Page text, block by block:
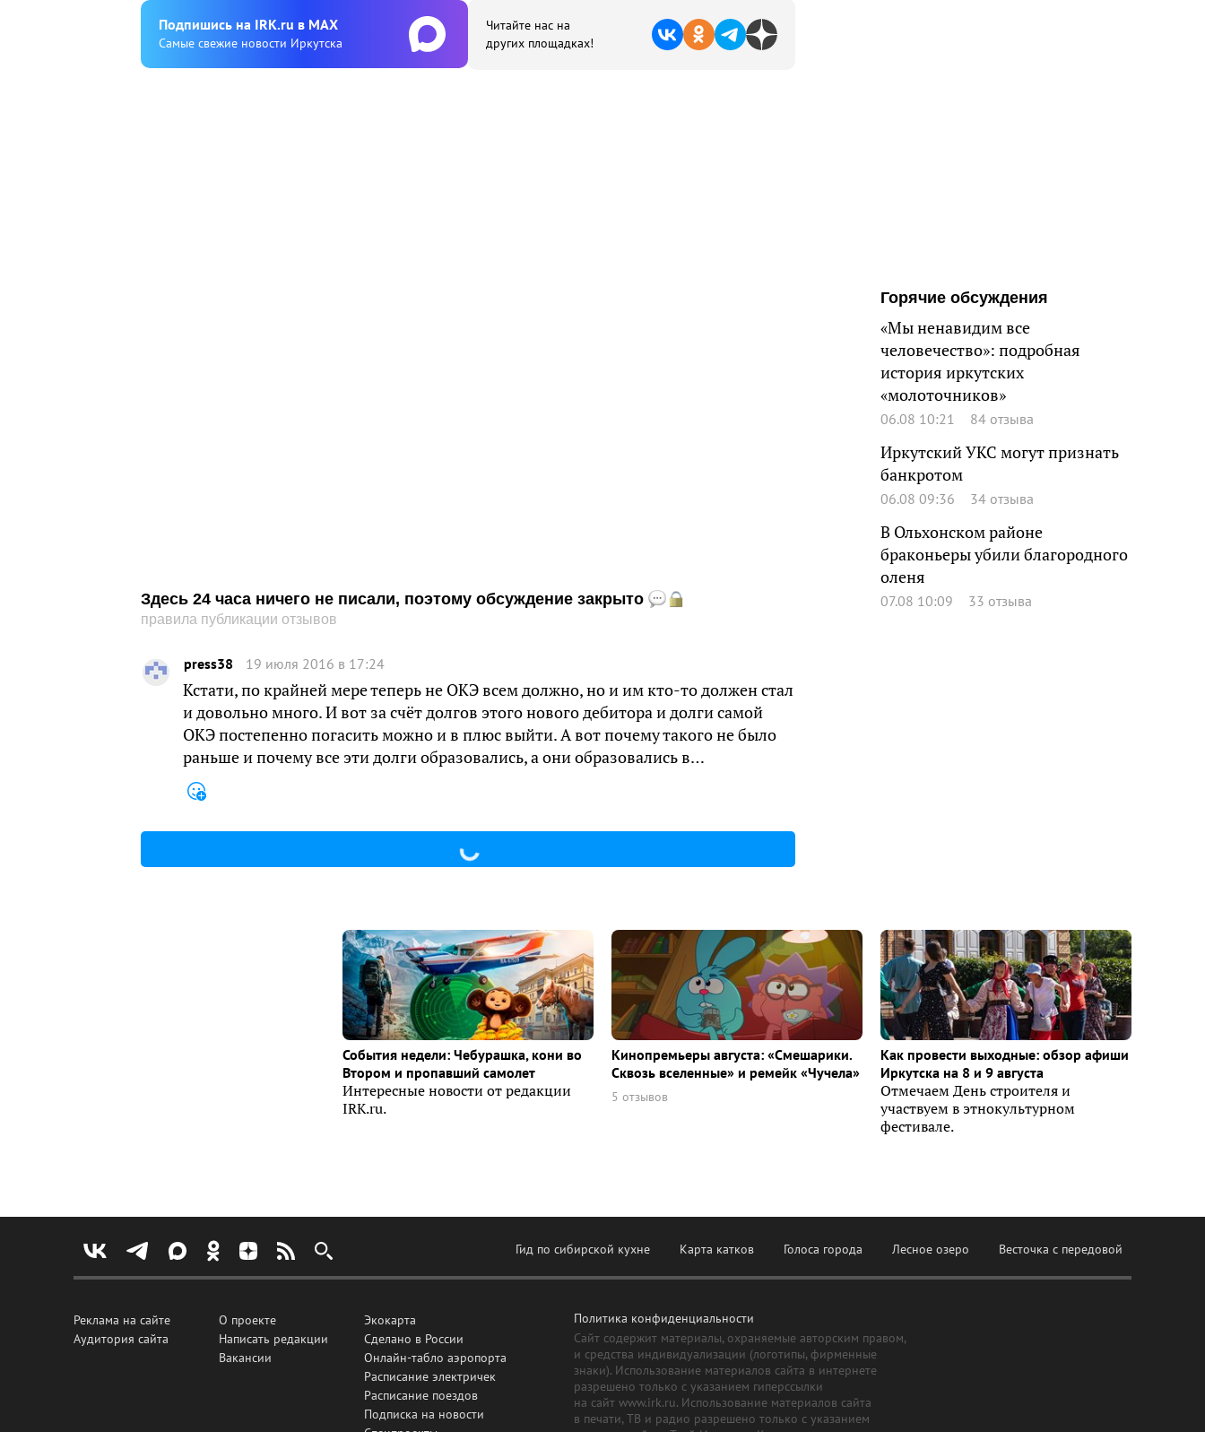
Подпишиcь на IRK.ru в MAX
Cамые свежие новости Иркутска
Читайте нас на
других площадках!
Здесь 24 часа ничего не писали, поэтому обсуждение закрыто
правила публикации отзывов
press38 19 июля 2016 в 17:24
Кстати, по крайней мере теперь не ОКЭ всем должно, но и им кто-то должен стал
и довольно много. И вот за счёт долгов этого нового дебитора и долги самой
ОКЭ постепенно погасить можно и в плюс выйти. А вот почему такого не было
раньше и почему все эти долги образовались, а они образовались в…
Горячие обсуждения
«Мы ненавидим все
человечество»: подробная
история иркутских
«молоточников»
06.08 10:21 84 отзыва
Иркутский УКС могут признать
банкротом
06.08 09:36 34 отзыва
В Ольхонском районе
браконьеры убили благородного
оленя
07.08 10:09 33 отзыва
События недели: Чебурашка, кони во
Втором и пропавший самолет
Интересные новости от редакции
IRK.ru.
Кинопремьеры августа: «Смешарики.
Сквозь вселенные» и ремейк «Чучела»
5 отзывов
Как провести выходные: обзор афиши
Иркутска на 8 и 9 августа
Отмечаем День строителя и
участвуем в этнокультурном
фестивале.
Гид по сибирской кухне Карта катков Голоса города Лесное озеро Весточка с передовой
Реклама на сайте
Аудитория сайта
О проекте
Написать редакции
Вакансии
Экокарта
Сделано в России
Онлайн-табло аэропорта
Расписание электричек
Расписание поездов
Подписка на новости
Политика конфиденциальности
Сайт содержит материалы, охраняемые авторским правом,
и средства индивидуализации (логотипы, фирменные
знаки). Использование материалов сайта в интернете
разрешено только с указанием гиперссылки
на сайт www.irk.ru. Использование материалов сайта
в печати, ТВ и радио разрешено только с указанием